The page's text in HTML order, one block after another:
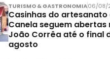
TURISMO & GASTRONOMIA06/08/
Casinhas do artesanato
Canela seguem abertas
João Corrêa até o final
agosto